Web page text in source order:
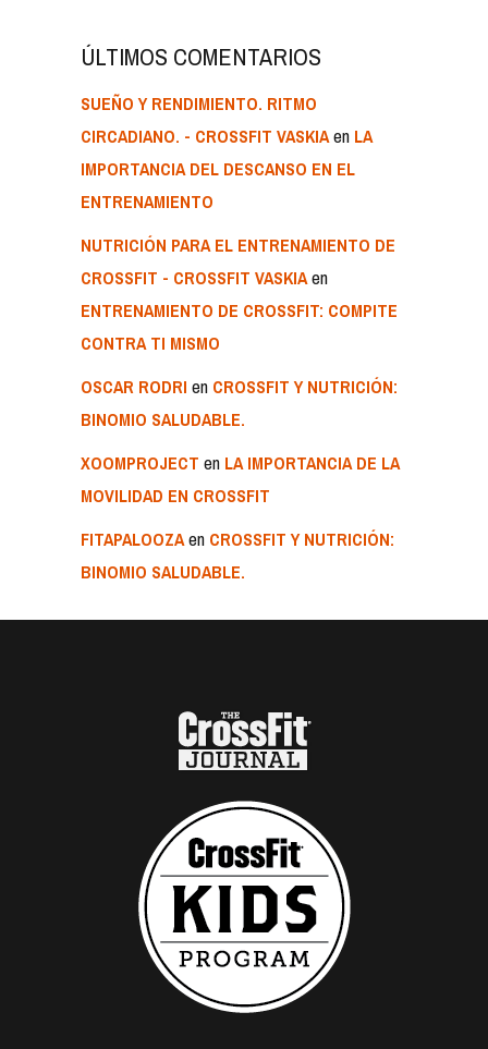
ÚLTIMOS COMENTARIOS
SUEÑO Y RENDIMIENTO. RITMO
CIRCADIANO. - CROSSFIT VASKIAen LA
IMPORTANCIA DEL DESCANSO EN EL
ENTRENAMIENTO
NUTRICIÓN PARA EL ENTRENAMIENTO DE
CROSSFIT - CROSSFIT VASKIAen
ENTRENAMIENTO DE CROSSFIT: COMPITE
CONTRA TI MISMO
OSCAR RODRI en CROSSFIT Y NUTRICIÓN:
BINOMIO SALUDABLE.
XOOMPROJECT en LA IMPORTANCIA DE LA
MOVILIDAD EN CROSSFIT
FITAPALOOZAen CROSSFIT Y NUTRICIÓN:
BINOMIO SALUDABLE.